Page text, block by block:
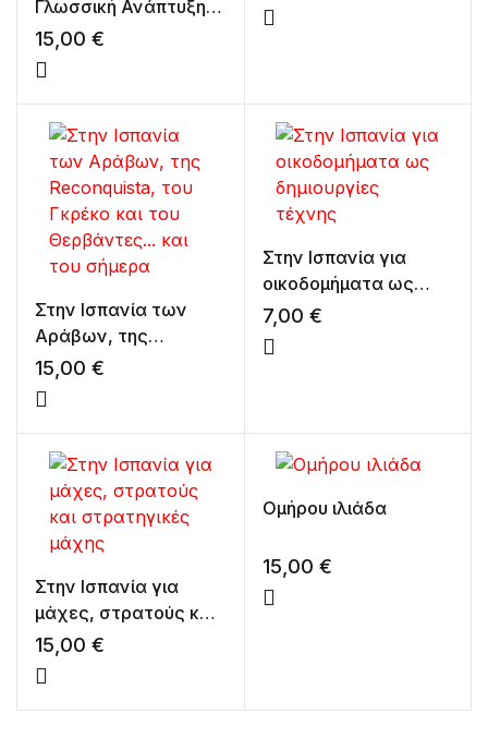
Γλωσσική Ανάπτυξη,
Γλωσσικές
Δεξιότητες και
Παθολογία Λόγου
15,00 €
Στην Ισπανία των
Αράβων, της
Reconquista, του
Γκρέκο και του
Θερβάντες… και του
σήμερα
15,00 €
Στην Ισπανία για
οικοδομήματα ως
δημιουργίες τέχνης
7,00 €
Στην Ισπανία για
μάχες, στρατούς και
στρατηγικές μάχης
15,00 €
Ομήρου ιλιάδα
15,00 €